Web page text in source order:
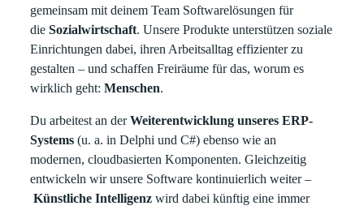
gemeinsam mit deinem Team Softwarelösungen für
dieSozialwirtschaft. Unsere Produkte unterstützen soziale
Einrichtungen dabei, ihren Arbeitsalltag effizienter zu
gestalten – und schaffen Freiräume für das, worum es
wirklich geht:Menschen.
Du arbeitest an derWeiterentwicklung unseres ERP-
Systems (u. a. in Delphi und C#) ebenso wie an
modernen, cloudbasierten Komponenten. Gleichzeitig
entwickeln wir unsere Software kontinuierlich weiter –
Künstliche Intelligenz wird dabei künftig eine immer